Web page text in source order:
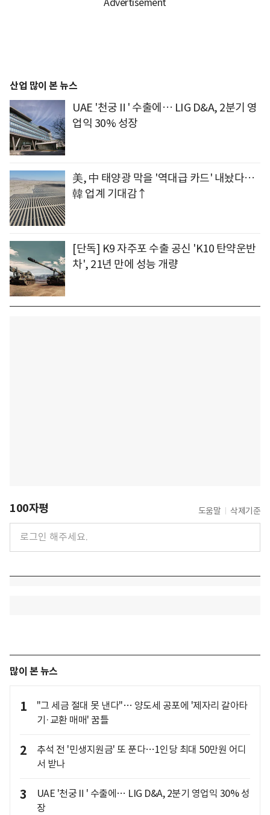
산업 많이 본 뉴스
UAE '천궁Ⅱ' 수출에… LIG D&A, 2분기 영
업익 30% 성장
美, 中 태양광 막을 '역대급 카드' 내놨다…
韓 업계 기대감↑
[단독] K9 자주포 수출 공신 'K10 탄약운반
차', 21년 만에 성능 개량
100자평 도움말 삭제기준
많이 본 뉴스
1
"그 세금 절대 못 낸다"… 양도세 공포에 '제자리 갈아타
기·교환 매매' 꿈틀
2
추석 전 '민생지원금' 또 푼다…1인당 최대 50만원 어디
서 받나
3
UAE '천궁Ⅱ' 수출에… LIG D&A, 2분기 영업익 30% 성
장